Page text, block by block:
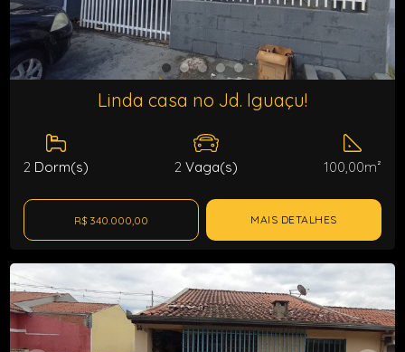
Linda casa no Jd. Iguaçu!
2 Dorm(s) 2 Vaga(s) 100,00m²
R$ 340.000,00 MAIS DETALHES